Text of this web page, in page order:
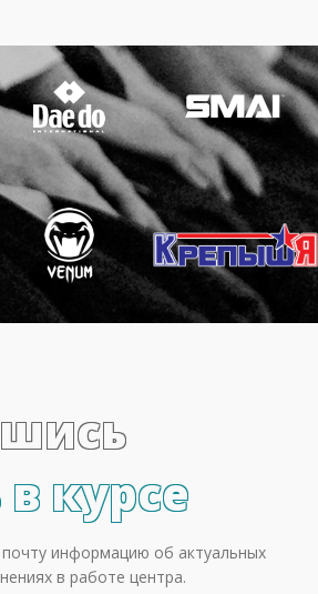
курсе
информацию об актуальных
в работе центра.